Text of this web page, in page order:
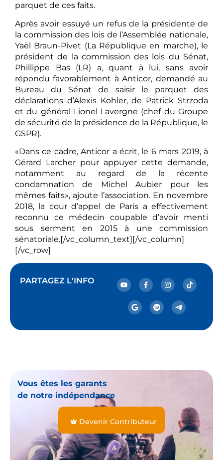
parquet de ces faits.
Après avoir essuyé un refus de la présidente de
la commission des lois de l’Assemblée nationale,
Yaël Braun-Pivet (La République en marche), le
président de la commission des lois du Sénat,
Phillippe Bas (LR) a, quant à lui, sans avoir
répondu favorablement à Anticor, demandé au
Bureau du Sénat de saisir le parquet des
déclarations d’Alexis Kohler, de Patrick Strzoda
et du général Lionel Lavergne (chef du Groupe
de sécurité de la présidence de la République, le
GSPR).
«Dans ce cadre, Anticor a écrit, le 6 mars 2019, à
Gérard Larcher pour appuyer cette demande,
notamment au regard de la récente
condamnation de Michel Aubier pour les
mêmes faits», ajoute l’association. En novembre
2018, la cour d’appel de Paris a effectivement
reconnu ce médecin coupable d’avoir menti
sous serment en 2015 à une commission
sénatoriale.[/vc_column_text][/vc_column]
[/vc_row]
PARTAGEZ L'INFO
Vous êtes les garants
de notre indépendance
Devenir Contributeur